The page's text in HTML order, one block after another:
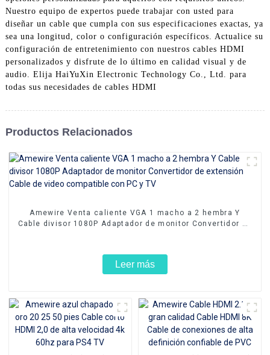
Nuestro equipo de expertos puede trabajar con usted para
diseñar un cable que cumpla con sus especificaciones exactas, ya
sea una longitud, color o configuración específicos. Actualice su
configuración de entretenimiento con nuestros cables HDMI
personalizados y disfrute de lo último en calidad visual y de
audio. Elija HaiYuXin Electronic Technology Co., Ltd. para
todas sus necesidades de cables HDMI
Productos Relacionados
Amewire Venta caliente VGA 1 macho a 2 hembra Y
Cable divisor 1080P Adaptador de monitor Convertidor de
Leer más